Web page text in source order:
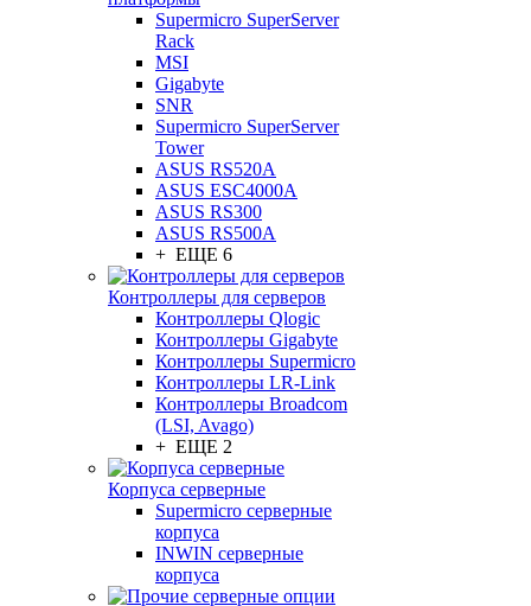
Supermicro SuperServer
Rack
MSI
Gigabyte
SNR
Supermicro SuperServer
Tower
ASUS RS520A
ASUS ESC4000A
ASUS RS300
ASUS RS500A
+ ЕЩЕ 6
Контроллеры для серверов
Контроллеры Qlogic
Контроллеры Gigabyte
Контроллеры Supermicro
Контроллеры LR-Link
Контроллеры Broadcom
(LSI, Avago)
+ ЕЩЕ 2
Корпуса серверные
Supermicro серверные
корпуса
INWIN серверные
корпуса